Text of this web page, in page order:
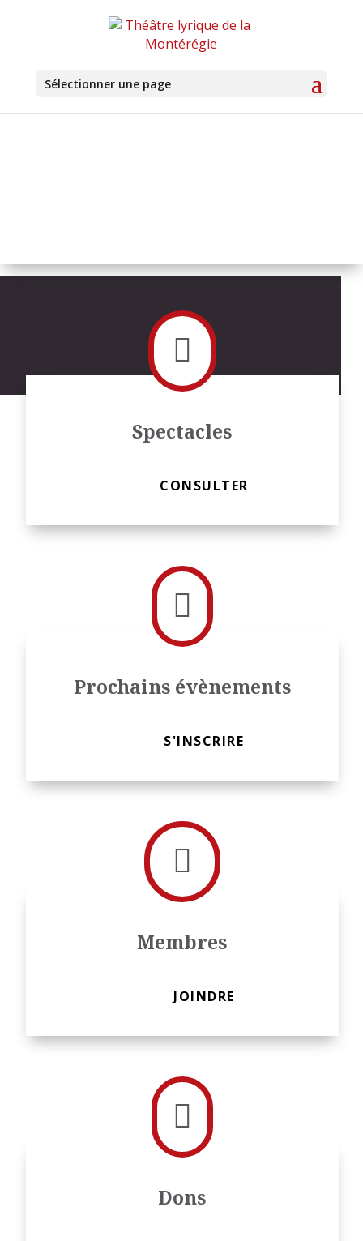
Sélectionner une page

Spectacles
CONSULTER

Prochains évènements
S'INSCRIRE

Membres
JOINDRE

Dons